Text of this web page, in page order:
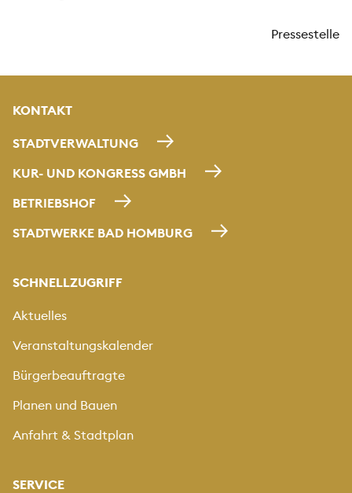
Pressestelle
KONTAKT
STADTVERWALTUNG
KUR- UND KONGRESS GMBH
BETRIEBSHOF
STADTWERKE BAD HOMBURG
SCHNELLZUGRIFF
Aktuelles
Veranstaltungskalender
Bürgerbeauftragte
Planen und Bauen
Anfahrt & Stadtplan
SERVICE